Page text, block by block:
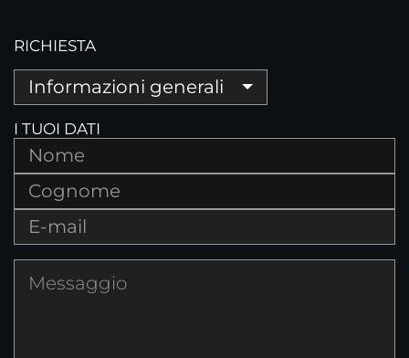
RICHIESTA
Informazioni generali
I TUOI DATI